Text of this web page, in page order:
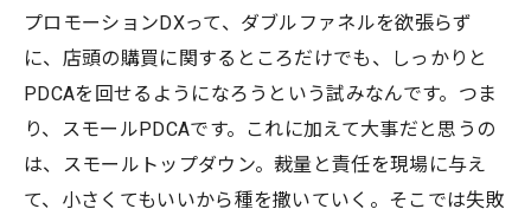
プロモーションDXって、ダブルファネルを欲張らず
に、店頭の購買に関するところだけでも、しっかりと
PDCAを回せるようになろうという試みなんです。つま
り、スモールPDCAです。これに加えて大事だと思うの
は、スモールトップダウン。裁量と責任を現場に与え
て、小さくてもいいから種を撒いていく。そこでは失敗